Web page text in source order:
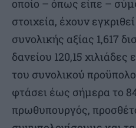
οποίο – όπως είπε –
στοιχεία, έχουν
συνολικής αξίας 1,617
δανείου 120,15
του συνολικού
φτάσει έως σήμερα το
πρωθυπουργός,